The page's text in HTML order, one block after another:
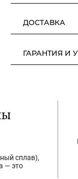
ДОСТАВКА
ГАРАНТИЯ И
сплав),
— это